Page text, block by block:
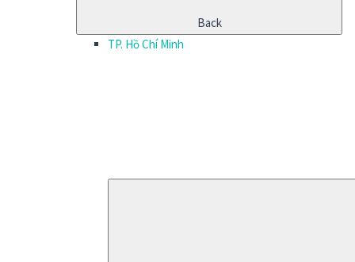
Back
TP. Hồ Chí Minh